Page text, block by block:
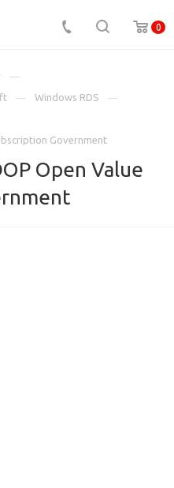
0
Windows RDS
Government
Open Value